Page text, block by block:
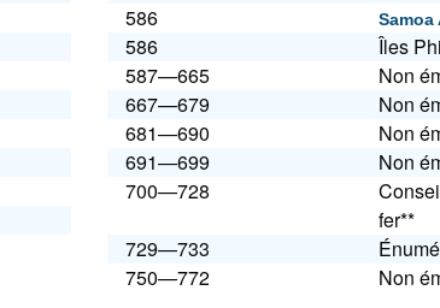
586
Samoa
586
Îles
587—665
Non
667—679
Non
681—690
Non
691—699
Non
700—728
fer**
729—733
750—772
Non